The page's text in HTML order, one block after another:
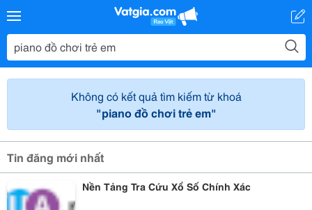
Không có kết quả tìm kiếm từ khoá
"piano đồ chơi trẻ em"
Tin đăng mới nhất
Nền Tảng Tra Cứu Xổ Số Chính Xác